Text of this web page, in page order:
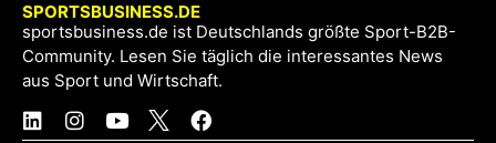
SPORTSBUSINESS.DE
sportsbusiness.de ist Deutschlands größte Sport-B2B-
Community. Lesen Sie täglich die interessantes News
aus Sport und Wirtschaft.